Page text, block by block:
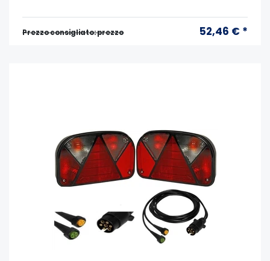
Prezzo consigliato: prezzo 52,46 € *